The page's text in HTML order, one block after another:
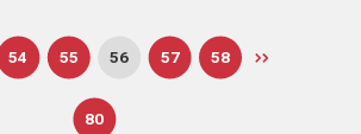
54 55 56 57 58
80